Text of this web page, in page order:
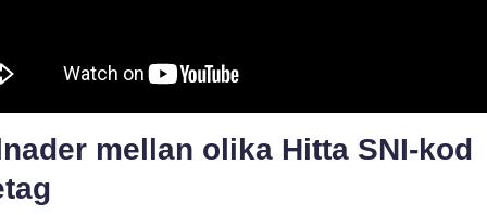
mellan olika Hitta SNI-kod